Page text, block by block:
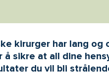
kirurger har lang
sikre at all dine
du vil bli